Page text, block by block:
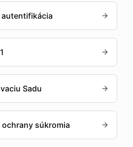
Sadu
súkromia